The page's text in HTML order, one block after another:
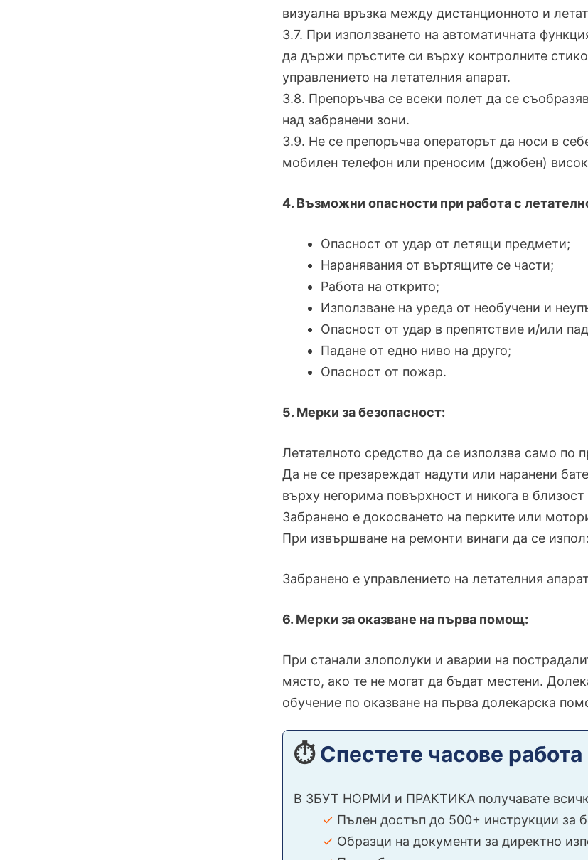
визуална връзка между дистанционното и
3.7. При използването на автоматичната
да държи пръстите си върху контролните
управлението на летателния апарат.
3.8. Препоръчва се всеки полет да се
над забранени зони.
3.9. Не се препоръчва операторът да носи в
мобилен телефон или преносим (джобен)
4. Възможни опасности при работа с
Опасност от удар от летящи предмети;
Наранявания от въртящите се части;
Работа на открито;
Използване на уреда от необучени и
Опасност от удар в препятствие и/или
Падане от едно ниво на друго;
Опасност от пожар.
5. Мерки за безопасност:
Летателното средство да се използва само по
Да не се презареждат надути или наранени
върху негорима повърхност и никога в
Забранено е докосването на перките или
При извършване на ремонти винаги да се
Забранено е управлението на летателния
6. Мерки за оказване на първа помощ:
При станали злополуки и аварии на
място, ако те не могат да бъдат местени.
обучение по оказване на първа долекарска
⏱️Спестете часове
В ЗБУТ НОРМИ и ПРАКТИКА получавате
✓ Пълен достъп до 500+ инструкции за
✓ Образци на документи за директно